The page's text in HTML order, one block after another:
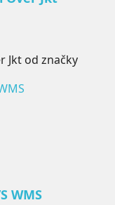
Jkt od značky
WMS